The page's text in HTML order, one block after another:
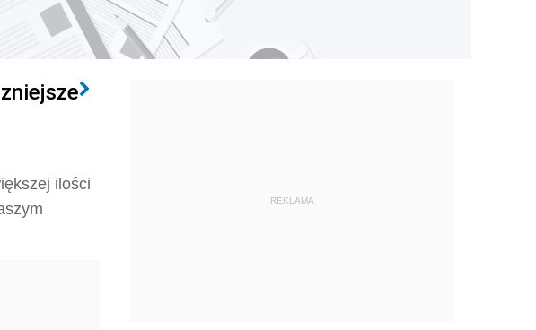
ilości
REKLAMA